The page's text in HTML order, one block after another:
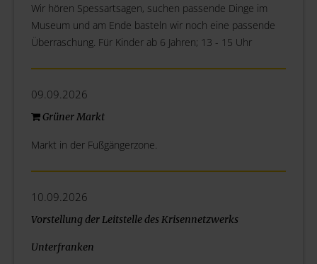
Wir hören Spessartsagen, suchen passende Dinge im
Museum und am Ende basteln wir noch eine passende
Überraschung. Für Kinder ab 6 Jahren; 13 - 15 Uhr
09.09.2026
Grüner Markt
Markt in der Fußgängerzone.
10.09.2026
Vorstellung der Leitstelle des Krisennetzwerks
Unterfranken